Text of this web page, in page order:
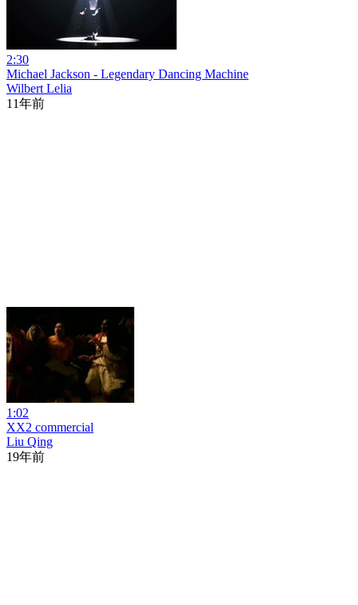
2:30
Michael Jackson - Legendary Dancing Machine
Wilbert Lelia
11年前
1:02
XX2 commercial
Liu Qing
19年前